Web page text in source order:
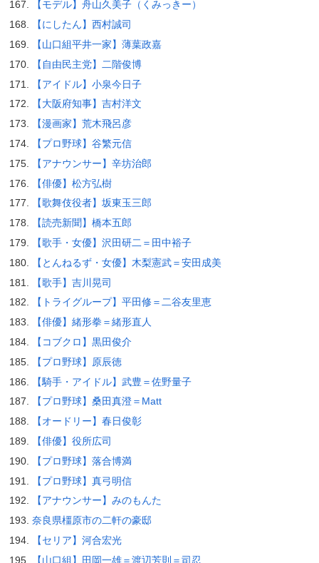
【モデル】舟山久美子（くみっきー）
【にしたん】西村誠司
【山口組平井一家】薄葉政嘉
【自由民主党】二階俊博
【アイドル】小泉今日子
【大阪府知事】吉村洋文
【漫画家】荒木飛呂彦
【プロ野球】谷繁元信
【アナウンサー】辛坊治郎
【俳優】松方弘樹
【歌舞伎役者】坂東玉三郎
【読売新聞】橋本五郎
【歌手・女優】沢田研二＝田中裕子
【とんねるず・女優】木梨憲武＝安田成美
【歌手】吉川晃司
【トライグループ】平田修＝二谷友里恵
【俳優】緒形拳＝緒形直人
【コブクロ】黒田俊介
【プロ野球】原辰徳
【騎手・アイドル】武豊＝佐野量子
【プロ野球】桑田真澄＝Matt
【オードリー】春日俊彰
【俳優】役所広司
【プロ野球】落合博満
【プロ野球】真弓明信
【アナウンサー】みのもんた
奈良県橿原市の二軒の豪邸
【セリア】河合宏光
【山口組】田岡一雄＝渡辺芳則＝司忍